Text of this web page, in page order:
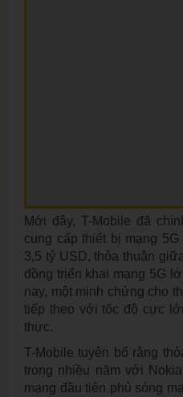
Mới đây, T-Mobile đã
cung cấp thiết bị mạng
3,5 tỷ USD, thỏa thuận
đồng triển khai mạng 5G
nay, một minh chứng cho
tiếp theo với tốc độ cực
thực.
T-Mobile tuyên bố rằng
trong nhiều năm với
mạng đầu tiên phủ sóng